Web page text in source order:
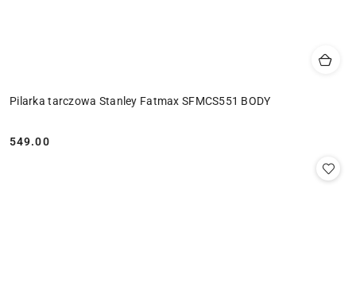
Pilarka tarczowa Stanley Fatmax SFMCS551 BODY
Cena:
549.00